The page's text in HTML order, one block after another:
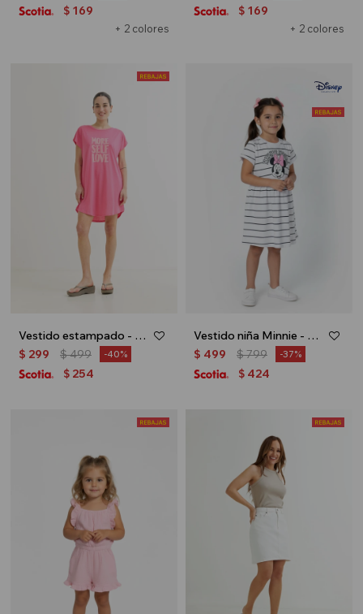
+ 2 colores
$ 169
+ 2 colores
$ 169
Vestido estampado - Rosa
$ 299 $499 40
$ 254
Vestido niña Minnie - Blanco
$ 499 $799 37
$ 424